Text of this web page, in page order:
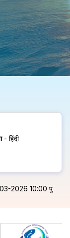
-हिंदी
03-2026 10:00 पु